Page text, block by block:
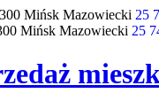
Mińsk Mazowiecki 25
Mińsk Mazowiecki 25